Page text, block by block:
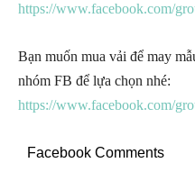
https://www.facebook.com/
Bạn muốn mua vải để may
nhóm FB để lựa chọn nhé:
https://www.facebook.com/
Facebook Comments